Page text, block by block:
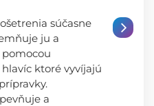
súčasne
ju a
ktoré vyvíjajú
a